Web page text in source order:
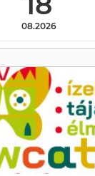
08.2026